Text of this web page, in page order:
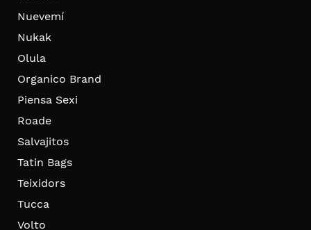
Nuevemí
Nukak
Olula
Organico Brand
Piensa Sexi
Roade
Salvajitos
Tatin Bags
Teixidors
Tucca
Volto